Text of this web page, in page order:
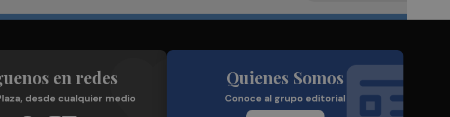
en redes
desde cualquier medio
Quienes Somos
Conoce al grupo editorial